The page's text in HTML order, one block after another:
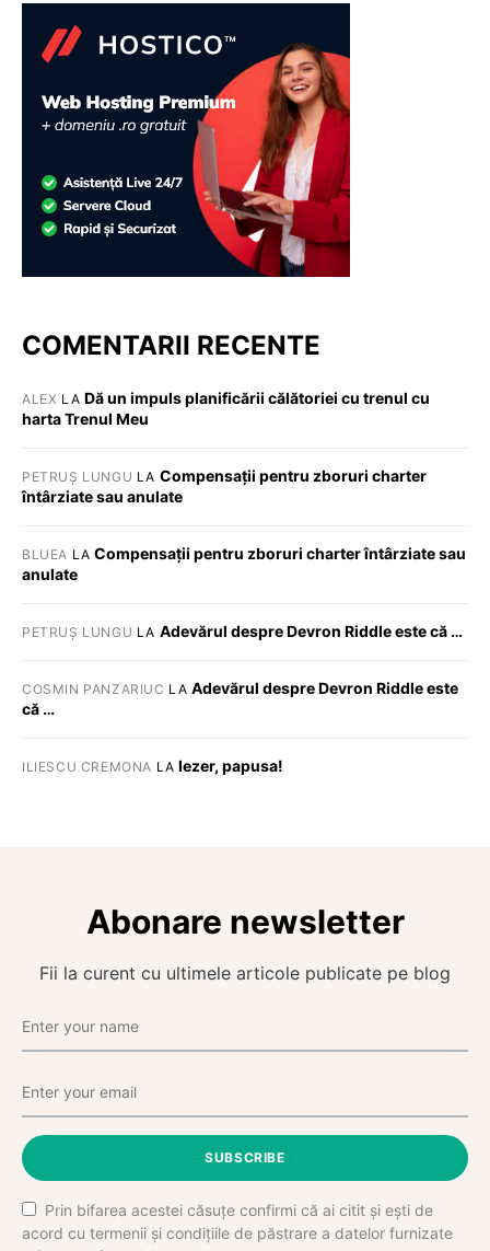
COMENTARII RECENTE
ALEX LA Dă un impuls planificării călătoriei cu trenul cu
harta Trenul Meu
PETRUȘ LUNGU LA Compensații pentru zboruri charter
întârziate sau anulate
BLUEA LACompensații pentru zboruri charter întârziate sau
anulate
PETRUȘ LUNGU LA Adevărul despre Devron Riddle este că …
COSMIN PANZARIUC LA Adevărul despre Devron Riddle este
că …
ILIESCU CREMONA LAIezer, papusa!
Abonare newsletter
Fii la curent cu ultimele articole publicate pe blog
SUBSCRIBE
Prin bifarea acestei căsuțe confirmi că ai citit și ești de
acord cu termenii și condițiile de păstrare a datelor furnizate